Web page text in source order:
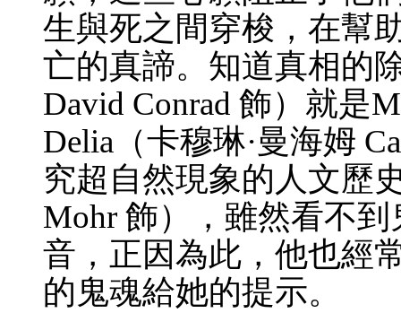
生與死之間穿梭，在幫
亡的真諦。知道真相的
David Conrad 飾）就是
Delia（卡穆琳·曼海姆
究超自然現象的人文歷
Mohr 飾），雖然看不
音，正因為此，他也經
的鬼魂給她的提示。